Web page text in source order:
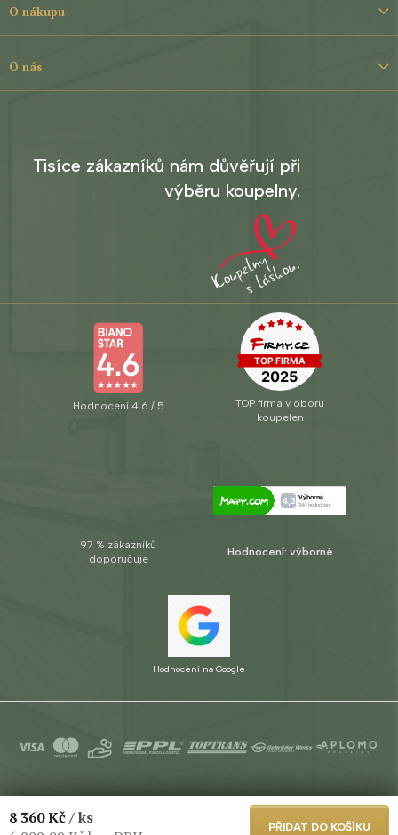
í
O nákupu
O nás
Tisíce zákazníků nám důvěřují při
výběru koupelny.
Hodnocení 4.6 / 5
TOP firma v oboru
koupelen
97 % zákazníků
doporučuje
Hodnocení: výborné
Hodnocení na Google
. Všechna práva vyhrazena.Upravit
8 360 Kč/ ks
PŘIDAT DO KOŠÍKU